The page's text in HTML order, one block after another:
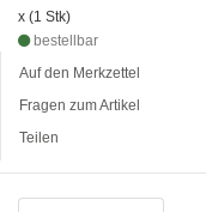
x (1 Stk)
bestellbar
Auf den Merkzettel
Fragen zum Artikel
Teilen